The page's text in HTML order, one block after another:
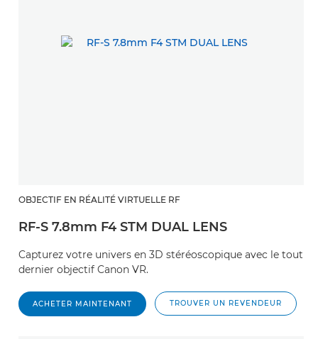
OBJECTIF EN RÉALITÉ VIRTUELLE RF
RF-S 7.8mm F4 STM DUAL LENS
Capturez votre univers en 3D stéréoscopique avec le tout
dernier objectif Canon VR.
ACHETER MAINTENANT TROUVER UN REVENDEUR